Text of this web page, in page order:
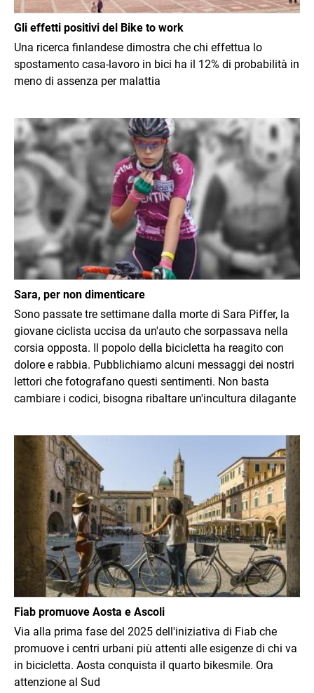
Gli effetti positivi del Bike to work
Una ricerca finlandese dimostra che chi effettua lo
spostamento casa-lavoro in bici ha il 12% di probabilità in
meno di assenza per malattia
Immagine
Sara, per non dimenticare
Sono passate tre settimane dalla morte di Sara Piffer, la
giovane ciclista uccisa da un'auto che sorpassava nella
corsia opposta. Il popolo della bicicletta ha reagito con
dolore e rabbia. Pubblichiamo alcuni messaggi dei nostri
lettori che fotografano questi sentimenti. Non basta
cambiare i codici, bisogna ribaltare un'incultura dilagante
Immagine
Fiab promuove Aosta e Ascoli
Via alla prima fase del 2025 dell'iniziativa di Fiab che
promuove i centri urbani più attenti alle esigenze di chi va
in bicicletta. Aosta conquista il quarto bikesmile. Ora
attenzione al Sud